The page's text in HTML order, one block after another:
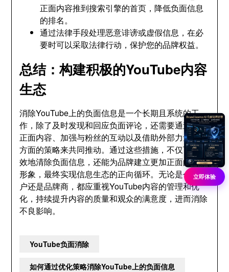
正面内容推到搜索引擎的首页，降低负面信息
的排名。
通过法律手段处理恶意诽谤或虚假信息，在必
要时可以采取法律行动，保护您的品牌权益。
总结：构建积极的YouTube内容
生态
消除YouTube上的负面信息是一个长期且系统的工
作，除了及时发现和回应负面评论，还需要通过优化
正面内容、加强与粉丝的互动以及借助外部力量等多
方面的策略来共同推动。通过这些措施，不仅可以有
效地清除负面信息，还能为品牌建立更加正面的公众
形象，最终实现信息生态的正向循环。无论是个人用
户还是品牌商，都应重视YouTube内容的管理和优
化，持续提升内容的质量和观众的满意度，进而消除
不良影响。
YouTube负面消除
如何通过优化策略消除YouTube上的负面信息
立即体验